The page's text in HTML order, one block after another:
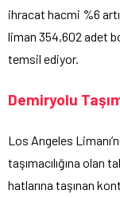
ihracat hacmi %6
liman 354,602 adet
temsil ediyor.
Demiryolu
Los Angeles
taşımacılığına olan
hatlarına taşınan